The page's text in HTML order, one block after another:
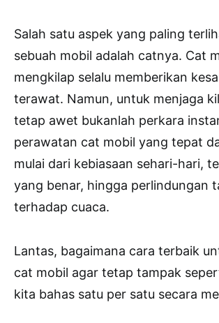
Salah satu aspek yang paling
sebuah mobil adalah catnya. Cat
mengkilap selalu memberikan
terawat. Namun, untuk menjaga
tetap awet bukanlah perkara
perawatan cat mobil yang tepat
mulai dari kebiasaan sehari-hari,
yang benar, hingga perlindungan
terhadap cuaca.
Lantas, bagaimana cara terbaik
cat mobil agar tetap tampak
kita bahas satu per satu secara